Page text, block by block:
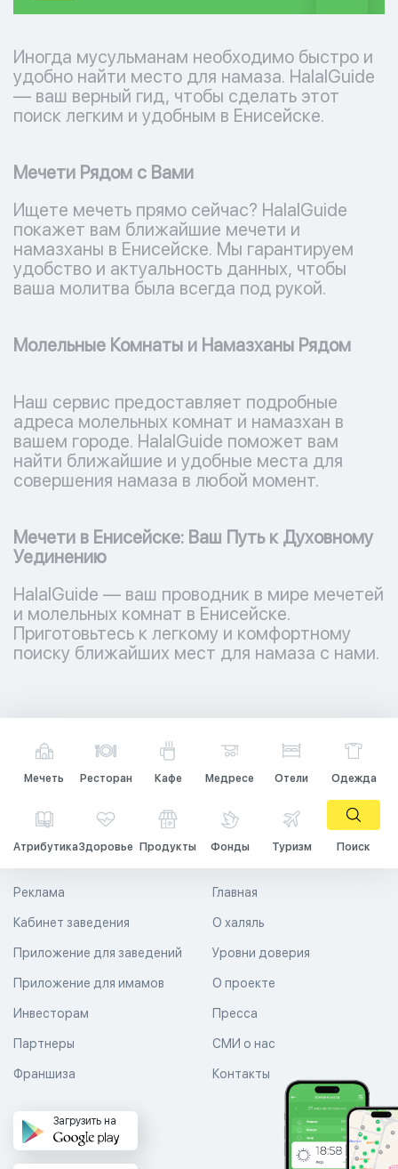
Иногда мусульманам необходимо быстро и
удобно найти место для намаза. HalalGuide
— ваш верный гид, чтобы сделать этот
поиск легким и удобным в Енисейске.
Мечети Рядом с Вами
Ищете мечеть прямо сейчас? HalalGuide
покажет вам ближайшие мечети и
намазханы в Енисейске. Мы гарантируем
удобство и актуальность данных, чтобы
ваша молитва была всегда под рукой.
Молельные Комнаты и Намазханы Рядом
Наш сервис предоставляет подробные
адреса молельных комнат и намазхан в
вашем городе. HalalGuide поможет вам
найти ближайшие и удобные места для
совершения намаза в любой момент.
Мечети в Енисейске: Ваш Путь к Духовному
Уединению
HalalGuide — ваш проводник в мире мечетей
и молельных комнат в Енисейске.
Приготовьтесь к легкому и комфортному
поиску ближайших мест для намаза с нами.
Мечеть Ресторан Кафе Медресе Отели Одежда
АтрибутикаЗдоровье Продукты Фонды Туризм Поиск
Главная
О халяль
Уровни доверия
Реклама
Кабинет заведения
Приложение для заведений
Приложение для имамов О проекте
Пресса
СМИ о нас
Контакты
Инвесторам
Партнеры
Франшиза
Загрузить на